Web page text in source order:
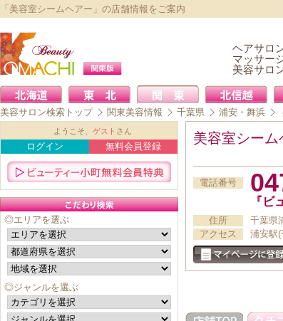
「美容室シームヘアー」の店舗情報をご案内
ヘアサロ
マッサー
美容サロ
美容サロン検索トップ 関東美容情報 千葉県 浦安・舞浜
美容室シーム
電話番号
『ビ
住所
千葉県
アクセス
浦安駅
ようこそ、 ゲスト さん
ログイン 無料会員登録
◎エリアを選ぶ
◎ジャンルを選ぶ